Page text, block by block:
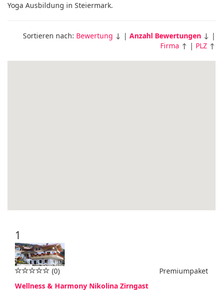
Yoga Ausbildung in Steiermark.
Sortieren nach: Bewertung ↓ | Anzahl Bewertungen ↓ |
Firma ↑ | PLZ ↑
1
Premiumpaket
(0)
Wellness & Harmony Nikolina Zirngast